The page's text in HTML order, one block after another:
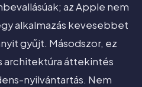
az Apple nem
alkalmazás kevesebbet
gyűjt. Másodszor, ez
architektúra áttekintés
nyilvántartás. Nem